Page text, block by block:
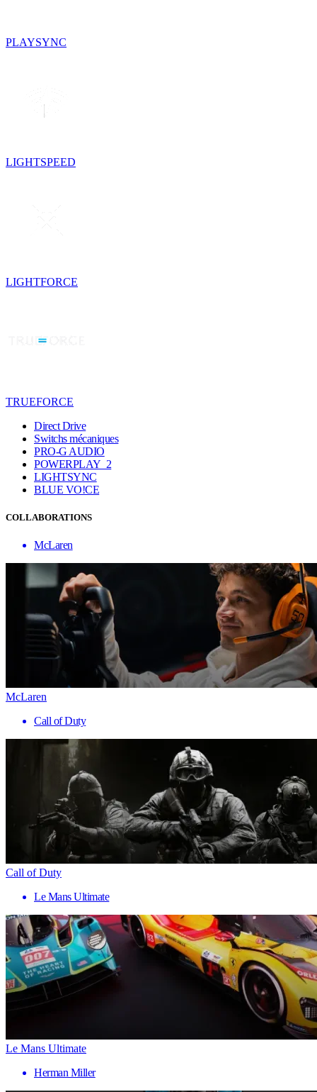
PLAYSYNC
LIGHTSPEED
LIGHTFORCE
TRUEFORCE
Direct Drive
Switchs mécaniques
PRO-G AUDIO
POWERPLAY 2
LIGHTSYNC
BLUE VO!CE
COLLABORATIONS
McLaren
McLaren
Call of Duty
Call of Duty
Le Mans Ultimate
Le Mans Ultimate
Herman Miller